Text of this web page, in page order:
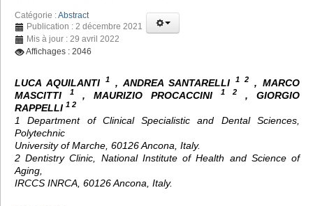
Catégorie :Abstract
Publication : 2 décembre 2021
Mis à jour : 29 avril 2022
Affichages : 2046
LUCA AQUILANTI 1, ANDREA SANTARELLI1 2
, MARCO
MASCITTI
1 , MAURIZIO PROCACCINI 1 2
, GIORGIO
RAPPELLI 1 2
1 Department of Clinical Specialistic and Dental Sciences,
Polytechnic
University of Marche, 60126 Ancona, Italy.
2 Dentistry Clinic, National Institute of Health and Science of
Aging,
IRCCS INRCA, 60126 Ancona, Italy.